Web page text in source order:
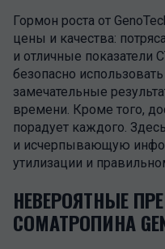
Гормон роста от
цены и качества:
и отличные показатели
безопасно
замечательные
времени. Кроме того,
порадует каждого.
и исчерпывающую
утилизации и
НЕВЕРОЯТНЫЕ
СОМАТРОПИНА